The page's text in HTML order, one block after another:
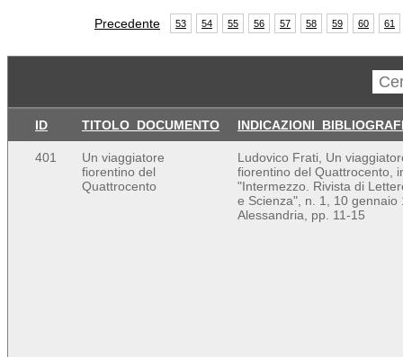
Precedente 53 54 55 56 57 58 59 60 61
ID TITOLO_DOCUMENTO
401
Un viaggiatore
fiorentino del
Quattrocento
Ludovico Frati, Un
fiorentino del Quattrocento,
"Intermezzo. Rivista di
e Scienza", n. 1, 10 gennaio
Alessandria, pp. 11-15